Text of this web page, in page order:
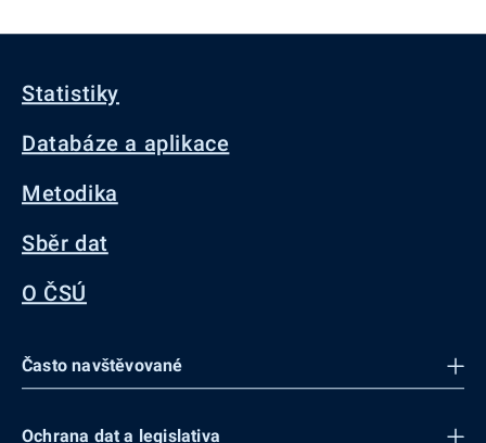
Statistiky
Databáze a aplikace
Metodika
Sběr dat
O ČSÚ
Často navštěvované
Ochrana dat a legislativa